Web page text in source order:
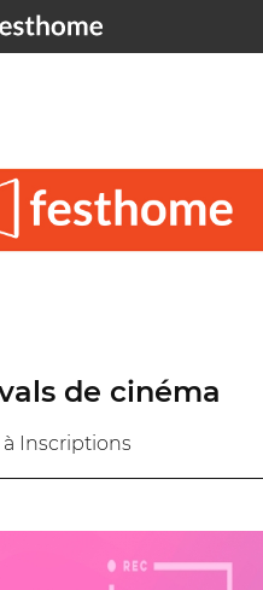
de cinéma
à Inscriptions